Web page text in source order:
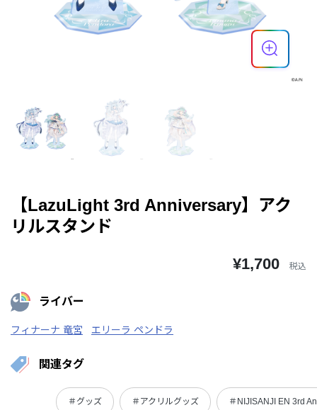
【LazuLight 3rd Anniversary】アク
リルスタンド
¥1,700 税込
ライバー
フィナーナ 竜宮 エリーラ ペンドラ
関連タグ
＃グッズ ＃アクリルグッズ ＃NIJISANJI EN 3rd